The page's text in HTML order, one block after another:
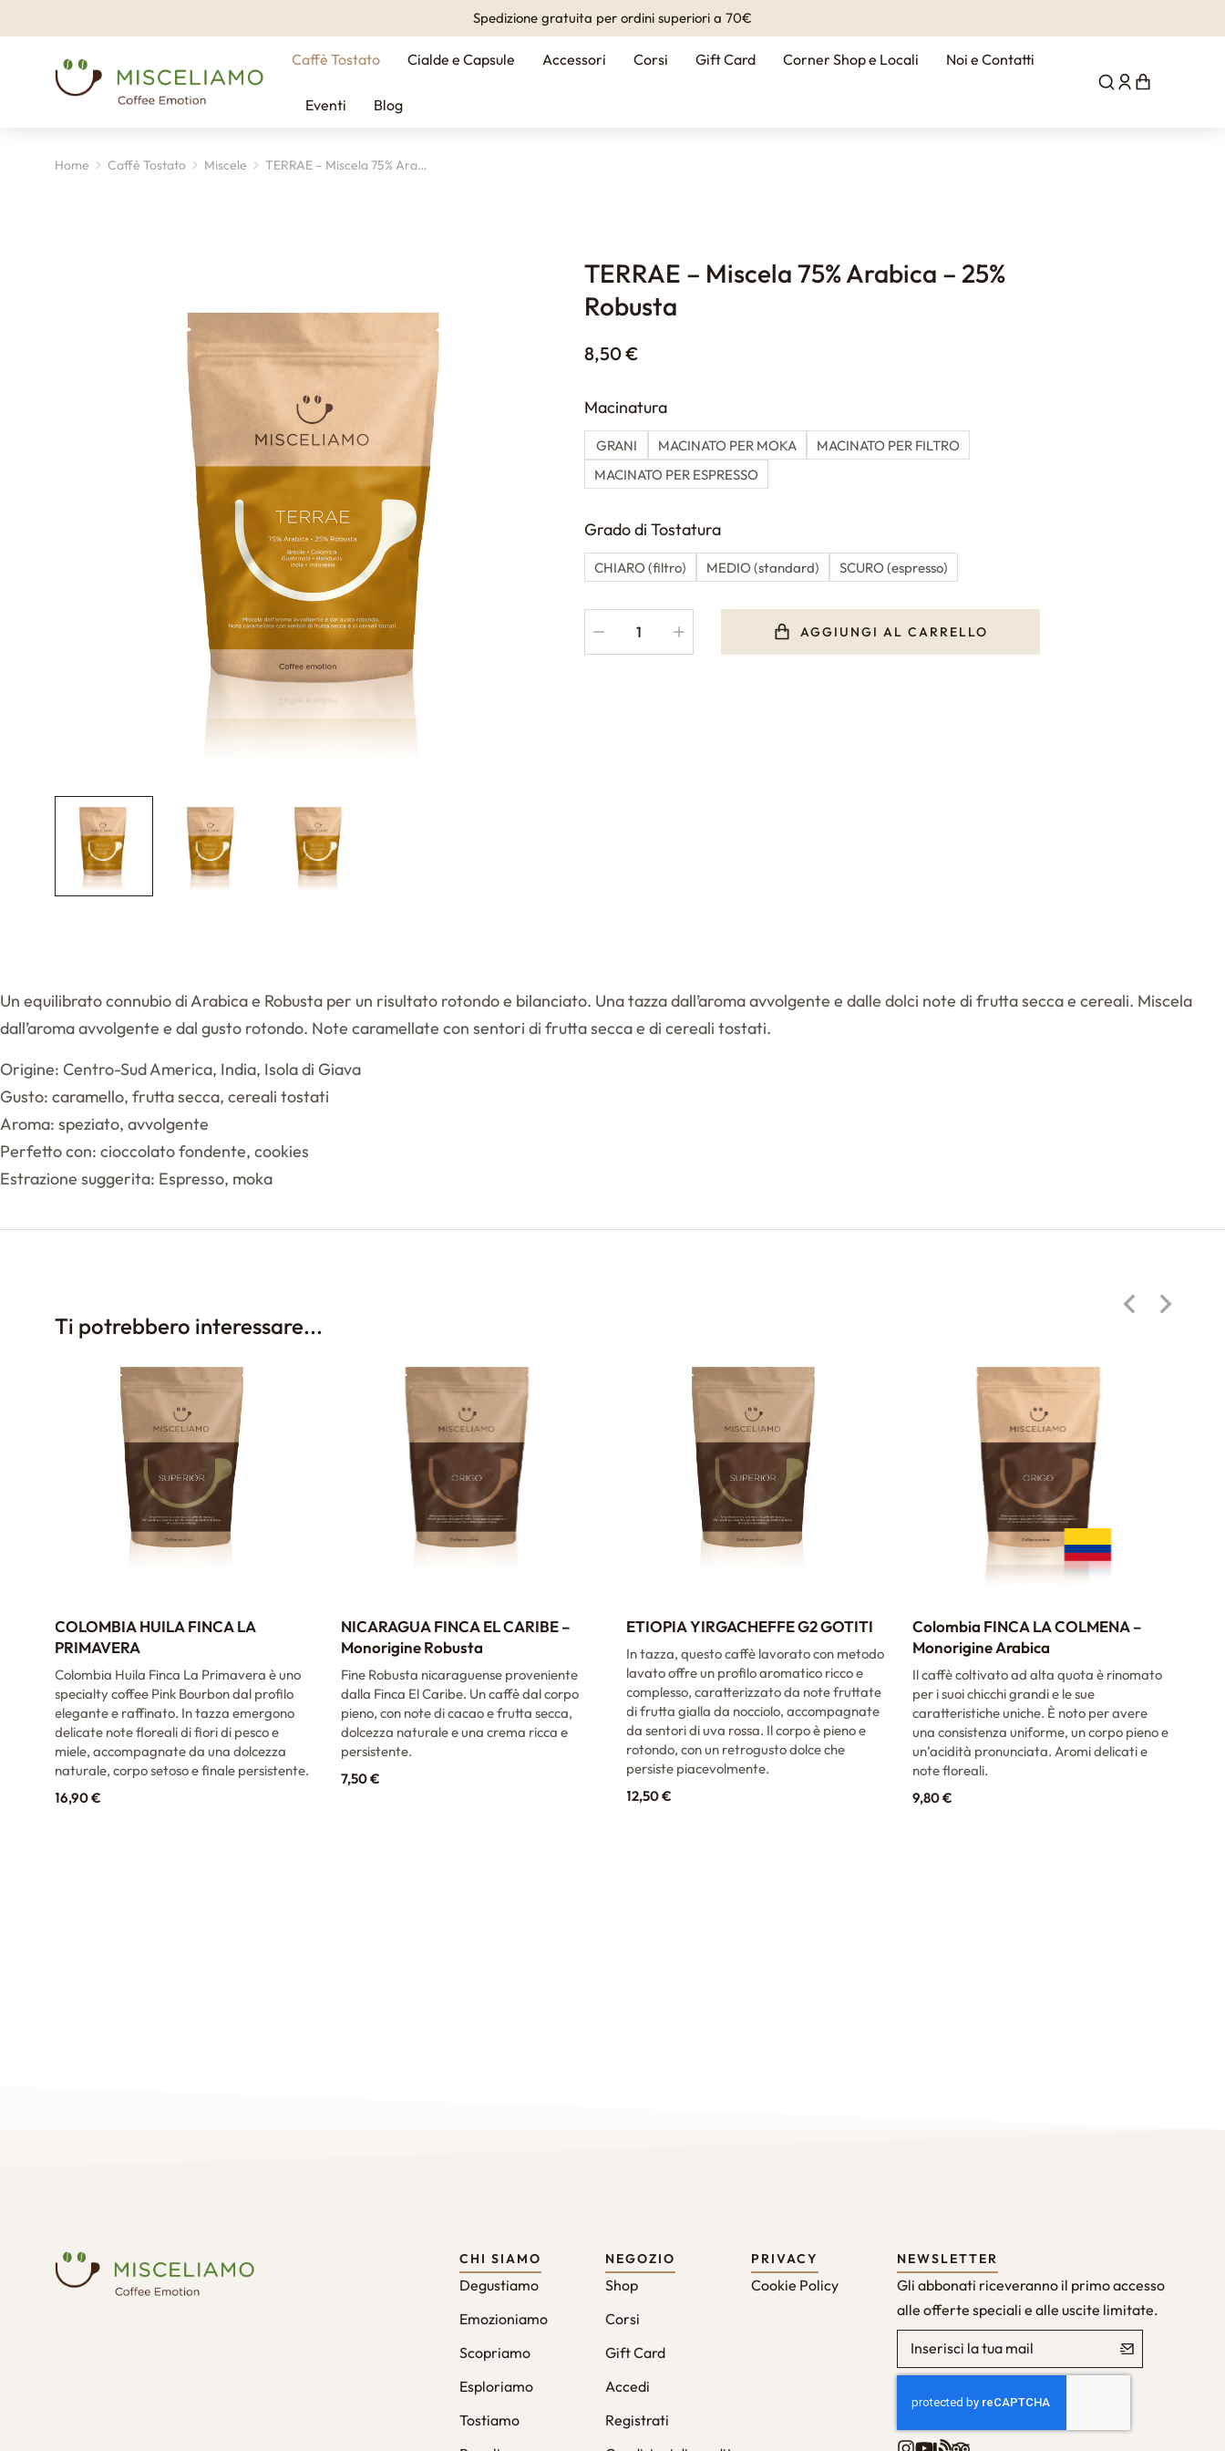
Spedizione gratuita per ordini superiori a 70€
Caffè Tostato Cialde e Capsule Accessori Corsi Gift Card Corner Shop e Locali Noi e Contatti
Eventi Blog
Tu sei qui:
Home Caffè Tostato Miscele TERRAE – Miscela 75% Ara…
TERRAE – Miscela 75% Arabica – 25%
Robusta
8,50€
Macinatura
GRANI MACINATO PER MOKA
MACINATO PER FILTRO
MACINATO PER ESPRESSO
Grado di Tostatura
CHIARO (filtro) MEDIO (standard) SCURO (espresso)
AGGIUNGI AL CARRELLO
Un equilibrato connubio di Arabica e Robusta per un risultato rotondo e bilanciato. Una tazza dall’aroma avvolgente e dalle dolci note di frutta secca e cereali. Miscela
dall’aroma avvolgente e dal gusto rotondo. Note caramellate con sentori di frutta secca e di cereali tostati.
Origine: Centro-Sud America, India, Isola di Giava
Gusto: caramello, frutta secca, cereali tostati
Aroma: speziato, avvolgente
Perfetto con: cioccolato fondente, cookies
Estrazione suggerita: Espresso, moka
Ti potrebbero interessare...
COLOMBIA HUILA FINCA LA
PRIMAVERA
Colombia Huila Finca La Primavera è uno
specialty coffee Pink Bourbon dal profilo
elegante e raffinato. In tazza emergono
delicate note floreali di fiori di pesco e
miele, accompagnate da una dolcezza
naturale, corpo setoso e finale persistente.
16,90€
NICARAGUA FINCA EL CARIBE –
Monorigine Robusta
Fine Robusta nicaraguense proveniente
dalla Finca El Caribe. Un caffè dal corpo
pieno, con note di cacao e frutta secca,
dolcezza naturale e una crema ricca e
persistente.
7,50€
ETIOPIA YIRGACHEFFE G2 GOTITI
In tazza, questo caffè lavorato con metodo
lavato offre un profilo aromatico ricco e
complesso, caratterizzato da note fruttate
di frutta gialla da nocciolo, accompagnate
da sentori di uva rossa. Il corpo è pieno e
rotondo, con un retrogusto dolce che
persiste piacevolmente.
12,50€
Colombia FINCA LA COLMENA –
Monorigine Arabica
Il caffè coltivato ad alta quota è rinomato
per i suoi chicchi grandi e le sue
caratteristiche uniche. È noto per avere
una consistenza uniforme, un corpo pieno e
un’acidità pronunciata. Aromi delicati e
note floreali.
9,80€
CHI SIAMO
Degustiamo
Emozioniamo
Scopriamo
Esploriamo
Tostiamo
NEGOZIO
Shop
Corsi
Gift Card
Accedi
Registrati
PRIVACY
Cookie Policy
NEWSLETTER
Gli abbonati riceveranno il primo accesso
alle offerte speciali e alle uscite limitate.